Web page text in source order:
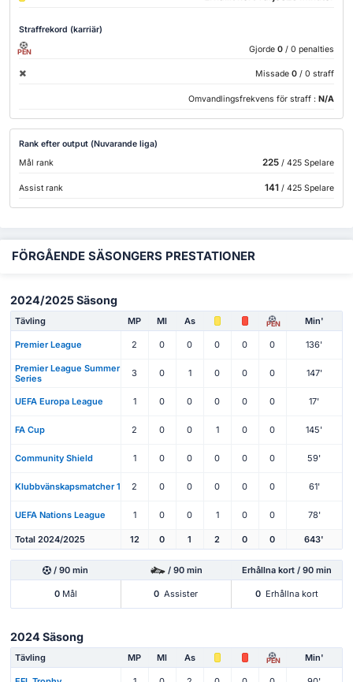
Straffrekord (karriär)
PEN Gjorde 0 / 0 penalties
Missade 0 / 0 straff
Omvandlingsfrekvens för straff : N/A
Rank efter output (Nuvarande liga)
Mål rank
225/ 425 Spelare
Assist rank 141 / 425 Spelare
FÖRGÅENDE SÄSONGERS PRESTATIONER
2024/2025 Säsong
Tävling MP Ml As PEN Min'
Premier League 2 0 0 0 0 0 136'
Premier League Summer
Series
3 0 1 0 0 0 147'
UEFA Europa League 1 0 0 0 0 0 17'
FA Cup 2 0 0 1 0 0 145'
Community Shield 1 0 0 0 0 0 59'
Klubbvänskapsmatcher 1 2 0 0 0 0 0 61'
UEFA Nations League 1 0 0 1 0 0 78'
Total 2024/2025 12 0 1 2 0 0 643'
/ 90 min / 90 min Erhållna kort / 90 min
0Mål 0 Assister 0 Erhållna kort
2024 Säsong
Tävling MP Ml As PEN Min'